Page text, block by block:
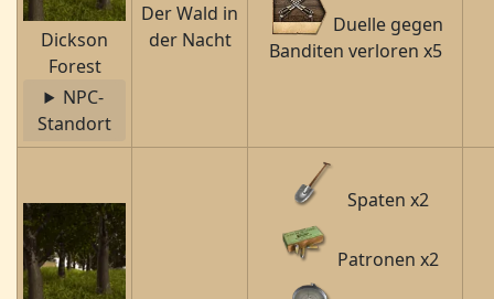
Dickson
Forest
NPC-
Standort
Der Wald in
der Nacht
Duelle gegen
Banditen verloren x5
Spaten x2
Patronen x2